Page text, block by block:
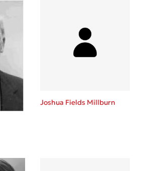
Joshua Fields Millburn